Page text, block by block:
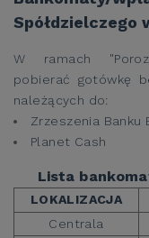
Spółdzielczego
W ramach
pobierać gotówkę
należących do:
Zrzeszenia Banku
Planet Cash
Lista
LOKALIZACJA
Centrala